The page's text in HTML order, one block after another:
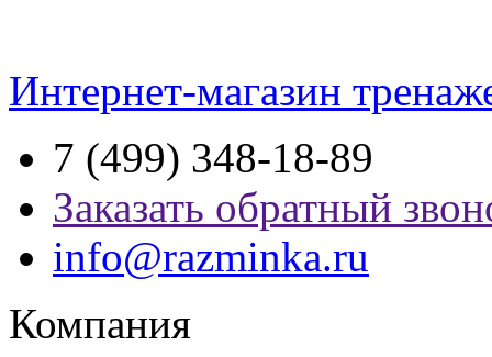
Интернет-магазин
7 (499) 348-18-89
Заказать обратный
info@razminka.ru
Компания